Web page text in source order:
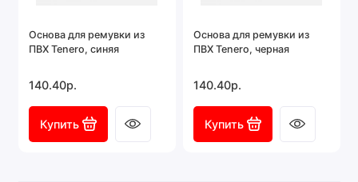
Основа для ремувки из
ПВХ Tenero, синяя
140.40р.
Купить
Основа для ремувки из
ПВХ Tenero, черная
140.40р.
Купить